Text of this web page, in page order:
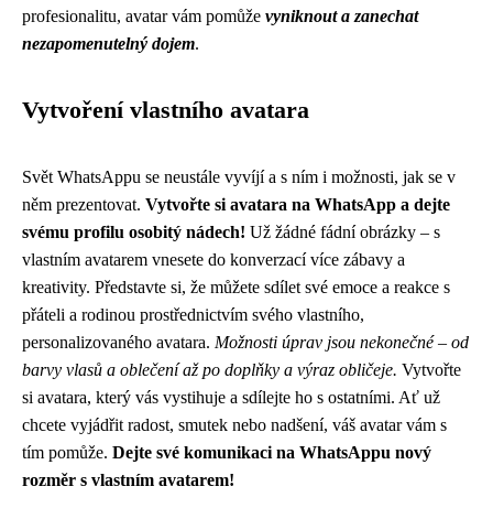
profesionalitu, avatar vám pomůže vyniknout a zanechat
nezapomenutelný dojem.
Vytvoření vlastního avatara
Svět WhatsAppu se neustále vyvíjí a s ním i možnosti, jak se v
něm prezentovat. Vytvořte si avatara na WhatsApp a dejte
svému profilu osobitý nádech! Už žádné fádní obrázky – s
vlastním avatarem vnesete do konverzací více zábavy a
kreativity. Představte si, že můžete sdílet své emoce a reakce s
přáteli a rodinou prostřednictvím svého vlastního,
personalizovaného avatara. Možnosti úprav jsou nekonečné – od
barvy vlasů a oblečení až po doplňky a výraz obličeje. Vytvořte
si avatara, který vás vystihuje a sdílejte ho s ostatními. Ať už
chcete vyjádřit radost, smutek nebo nadšení, váš avatar vám s
tím pomůže. Dejte své komunikaci na WhatsAppu nový
rozměr s vlastním avatarem!